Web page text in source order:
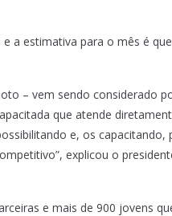
a estimativa para o mês é
– vem sendo considerado
que atende
e, os
explicou o
e mais de 900 jovens